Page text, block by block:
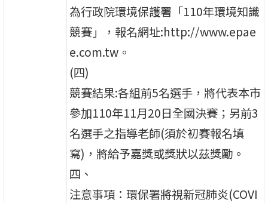
為行政院環境保護署「110年環境知識
競賽」，報名網址:http://www.epae
e.com.tw。
(四)
競賽結果:各組前5名選手，將代表本市
參加110年11月20日全國決賽；另前3
名選手之指導老師(須於初賽報名填
寫)，將給予嘉獎或獎狀以茲獎勵。
四、
注意事項：環保署將視新冠肺炎(COVI